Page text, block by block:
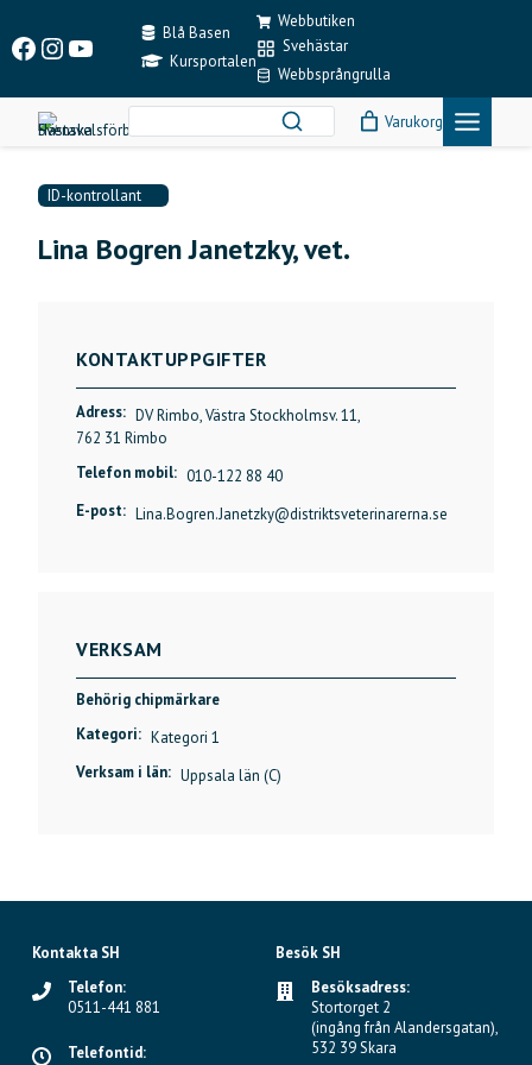
content
Facebook
Instagram
YouTubeBlå Basen
Kursportalen
Webbutiken
Svehästar
Webbsprångrulla
Varukorg
ID-kontrollant
Lina Bogren Janetzky, vet.
KONTAKTUPPGIFTER
Adress: DV Rimbo, Västra Stockholmsv. 11,
762 31 Rimbo
Telefon mobil: 010-122 88 40
E-post: Lina.Bogren.Janetzky@distriktsveterinarerna.se
VERKSAM
Behörig chipmärkare
Kategori: Kategori 1
Verksam i län: Uppsala län (C)
Kontakta SH
Telefon:
0511-441 881
Telefontid:
Besök SH
Besöksadress:
Stortorget 2
(ingång från Alandersgatan),
532 39 Skara